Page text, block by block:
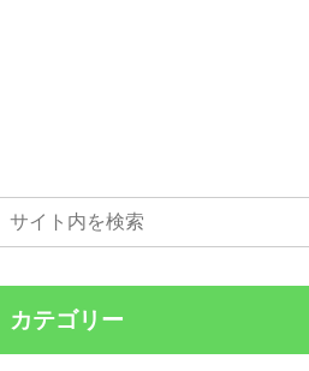
カテゴリー